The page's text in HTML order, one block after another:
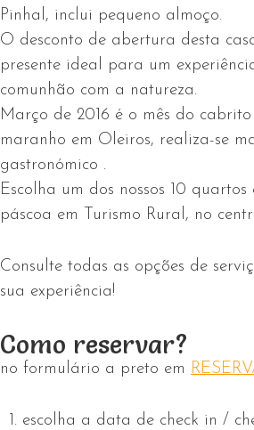
Pinhal, inclui pequeno almoço.
O desconto de abertura desta
presente ideal para um
comunhão com a natureza.
Março de 2016 é o mês do
maranho em Oleiros, realiza-se
gastronómico .
Escolha um dos nossos 10
páscoa em Turismo Rural, no
Consulte todas as opções de
sua experiência!
Como reservar?
no formulário a preto em
escolha a data de check in /